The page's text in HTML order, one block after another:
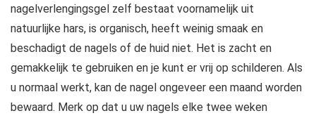
nagelverlengingsgel zelf bestaat voornamelijk uit
natuurlijke hars, is organisch, heeft weinig smaak en
beschadigt de nagels of de huid niet. Het is zacht en
gemakkelijk te gebruiken en je kunt er vrij op schilderen. Als
u normaal werkt, kan de nagel ongeveer een maand worden
bewaard. Merk op dat u uw nagels elke twee weken